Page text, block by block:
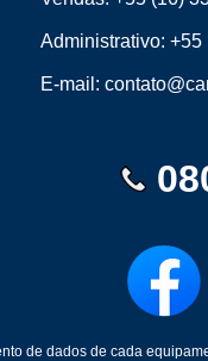
Administrativo:+55
E-mail:
de dados de cada